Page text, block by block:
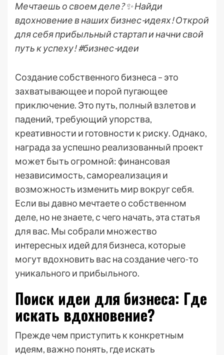
Мечтаешь о своем деле? ✨ Найди
вдохновение в наших бизнес-идеях! Открой
для себя прибыльный стартап и начни свой
путь к успеху! #бизнес-идеи
Создание собственного бизнеса – это
захватывающее и порой пугающее
приключение. Это путь, полный взлетов и
падений, требующий упорства,
креативности и готовности к риску. Однако,
награда за успешно реализованный проект
может быть огромной: финансовая
независимость, самореализация и
возможность изменить мир вокруг себя.
Если вы давно мечтаете о собственном
деле, но не знаете, с чего начать, эта статья
для вас. Мы собрали множество
интересных идей для бизнеса, которые
могут вдохновить вас на создание чего-то
уникального и прибыльного.
Поиск идеи для бизнеса: Где
искать вдохновение?
Прежде чем приступить к конкретным
идеям, важно понять, где искать